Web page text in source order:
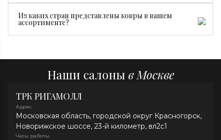
ковры производятся серийно и стоят дешевле.
турбощетки и средств без хлора. При необходимости
Из каких стран представлены ковры в вашем
ассортименте?
Наши салоны в Москве
ТРК РИГАМОЛЛ
Адрес:
Московская область, городской округ Красногорск,
Новорижское шоссе, 23-й километр, вл2с1
Часы работы: